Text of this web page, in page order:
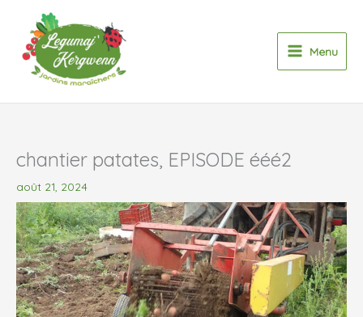
contenu
Menu
chantier patates, EPISODE ééé2
août 21, 2024